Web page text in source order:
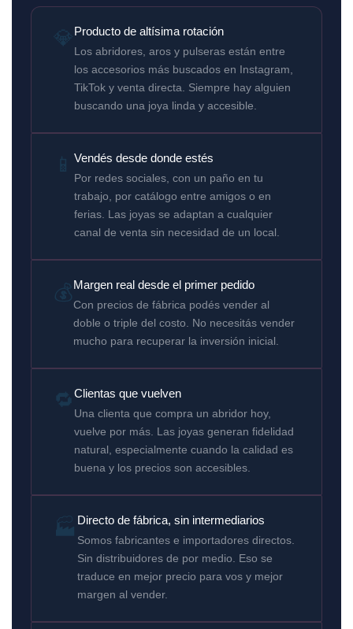
💎Producto de altísima rotación
Los abridores, aros y pulseras están entre
los accesorios más buscados en Instagram,
TikTok y venta directa. Siempre hay alguien
buscando una joya linda y accesible.
📱 Vendés desde donde estés
Por redes sociales, con un paño en tu
trabajo, por catálogo entre amigos o en
ferias. Las joyas se adaptan a cualquier
canal de venta sin necesidad de un local.
💰Margen real desde el primer pedido
Con precios de fábrica podés vender al
doble o triple del costo. No necesitás vender
mucho para recuperar la inversión inicial.
🔁 Clientas que vuelven
Una clienta que compra un abridor hoy,
vuelve por más. Las joyas generan fidelidad
natural, especialmente cuando la calidad es
buena y los precios son accesibles.
🏭 Directo de fábrica, sin intermediarios
Somos fabricantes e importadores directos.
Sin distribuidores de por medio. Eso se
traduce en mejor precio para vos y mejor
margen al vender.